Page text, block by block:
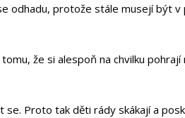
odhadu, protože stále musejí být v
že si alespoň na chvilku pohrají
Proto tak děti rády skákají a